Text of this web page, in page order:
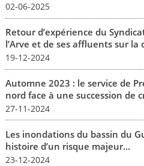
02-06-2025
Retour d’expérience du
l’Arve et de ses affluents sur
19-12-2024
Automne 2023 : le service de
nord face à une succession de
27-11-2024
Les inondations du bassin du
histoire d’un risque majeur...
23-12-2024